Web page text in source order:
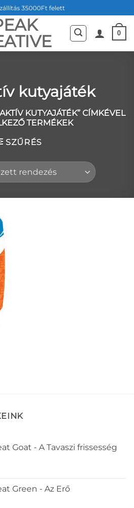
35000Ft felett
0
kutyajáték
KUTYAJÁTÉK” CÍMKÉVEL
TERMÉKEK
SZŰRÉS
Goat - A Tavaszi frissesség
Green - Az Erő